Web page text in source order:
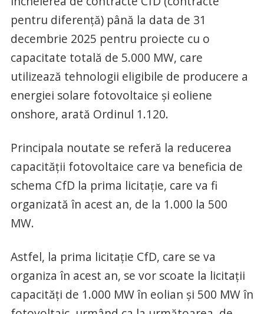
pentru diferență) până la data de 31
decembrie 2025 pentru proiecte cu o
capacitate totală de 5.000 MW, care
utilizează tehnologii eligibile de producere a
energiei solare fotovoltaice și eoliene
onshore, arată Ordinul 1.120.
Principala noutate se referă la reducerea
capacității fotovoltaice care va beneficia de
schema CfD la prima licitație, care va fi
organizată în acest an, de la 1.000 la 500
MW.
Astfel, la prima licitație CfD, care se va
organiza în acest an, se vor scoate la licitații
capacități de 1.000 MW în eolian și 500 MW în